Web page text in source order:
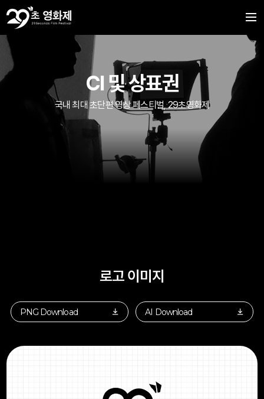
CI 및 상표권
국내 최대 초단편 영상 페스티벌, 29초영화제
로고 이미지
PNG Download AI Download